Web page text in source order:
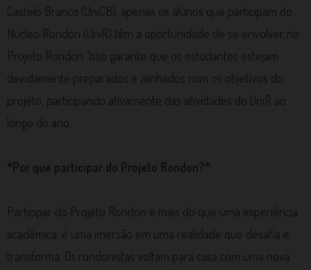
Castelo Branco (UniCB), apenas os alunos que participam do
Núcleo Rondon (UniR) têm a oportunidade de se envolver no
Projeto Rondon. Isso garante que os estudantes estejam
devidamente preparados e alinhados com os objetivos do
projeto, participando ativamente das atividades do UniR ao
longo do ano.
*Por que participar do Projeto Rondon?*
Participar do Projeto Rondon é mais do que uma experiência
acadêmica; é uma imersão em uma realidade que desafia e
transforma. Os rondonistas voltam para casa com uma nova